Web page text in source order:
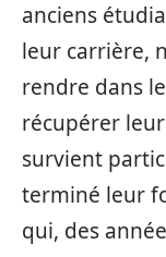
anciens
leur carrière,
rendre dans
récupérer
survient
terminé leur
qui, des